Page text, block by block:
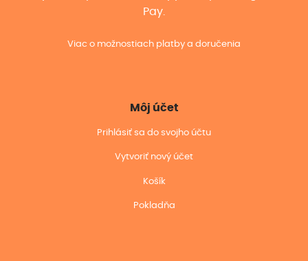
Pay.
Viac o možnostiach platby a doručenia
Môj účet
Prihlásiť sa do svojho účtu
Vytvoriť nový účet
Košík
Pokladňa